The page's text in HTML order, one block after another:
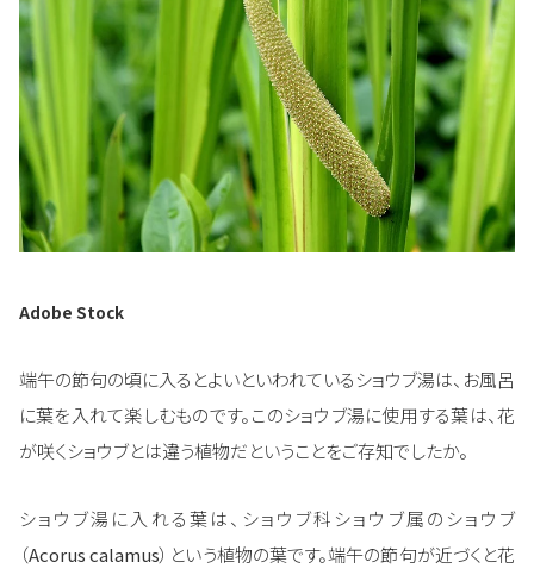
Adobe Stock
端午の節句の頃に入るとよいといわれているショウブ湯は、お風呂
に葉を入れて楽しむものです。このショウブ湯に使用する葉は、花
が咲くショウブとは違う植物だということをご存知でしたか。
ショウブ湯に入れる葉は、ショウブ科ショウブ属のショウブ
（Acorus calamus）という植物の葉です。端午の節句が近づくと花